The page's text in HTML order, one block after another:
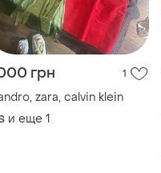
грн 1
zara, calvin klein
и еще 1